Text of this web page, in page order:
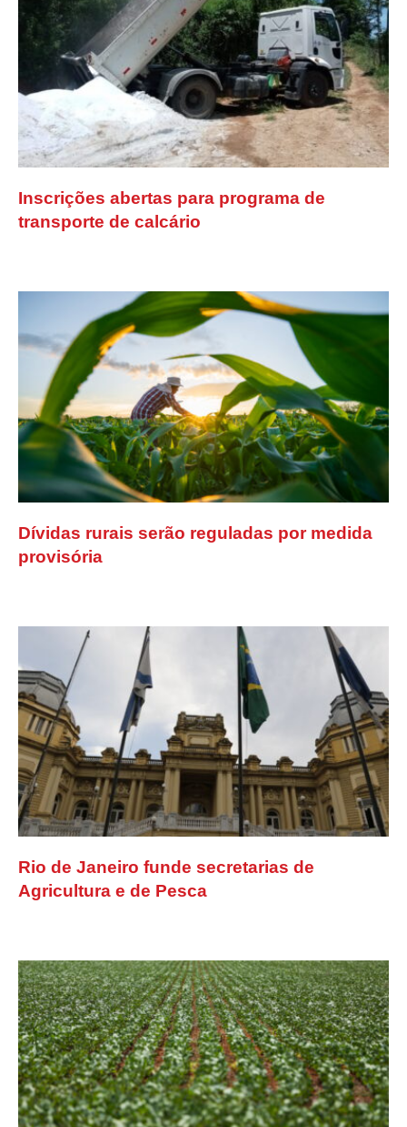
Inscrições abertas para programa de
transporte de calcário
Dívidas rurais serão reguladas por medida
provisória
Rio de Janeiro funde secretarias de
Agricultura e de Pesca